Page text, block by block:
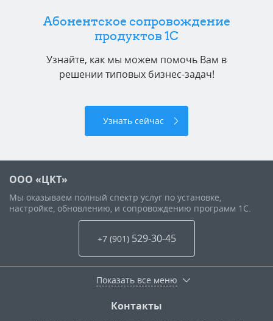
Абонентское сопровождение
продуктов 1C
Узнайте, как мы можем помочь Вам в
решении типовых бизнес-задач!
Узнать сейчас
ООО «ЦКТ»
Мы оказываем полный спектр услуг по установке,
настройке, обновлению, и сопровождению программ 1С.
+7 (901) 529-30-45
Показать все меню
Контакты